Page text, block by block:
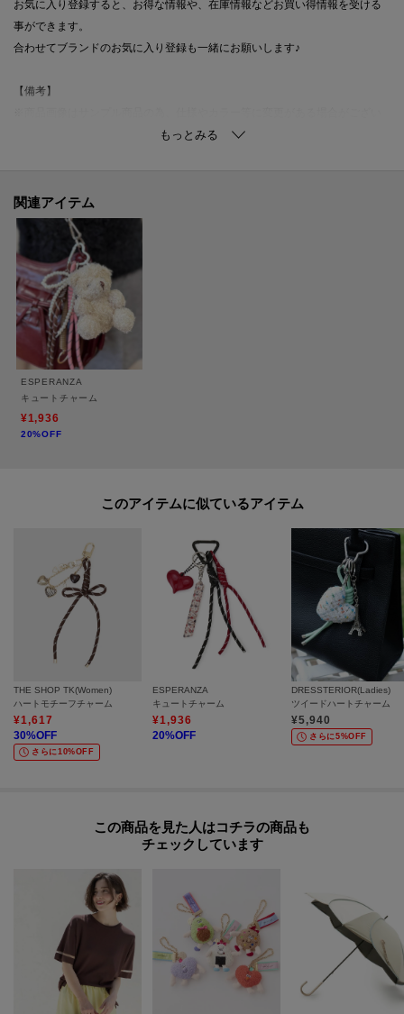
お気に入り登録すると、お得な情報や、在庫情報などお買い得情報を受ける
事ができます。
合わせてブランドのお気に入り登録も一緒にお願いします♪
【備考】
※照明の関係により、実際よりも色味が違って見える場合があります。ま
た、パソコン・スマートフォンなどの環境により、若干製品と画像のカラー
が異なる場合もございます。
関連アイテム
ESPERANZA
キュートチャーム
¥1,936
20%OFF
このアイテムに似ているアイテム
THE SHOP TK(Women)
ハートモチーフチャーム
¥1,617
30%OFF
さらに10%OFF
ESPERANZA
キュートチャーム
¥1,936
20%OFF
DRESSTERIOR(Ladies)
ツイードハートチャーム
¥5,940
さらに5%OFF
この商品を見た人はコチラの商品も
チェックしています